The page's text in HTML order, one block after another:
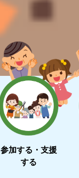
参加する・支援
する